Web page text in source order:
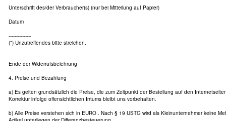
Unterschrift des/der Verbraucher(s) (nur bei Mitteilung auf Papier)
Datum
---------------
(*) Unzutreffendes bitte streichen.
Ende der Widerrufsbelehrung
4. Preise und Bezahlung
a) Es gelten grundsätzlich die Preise, die zum Zeitpunkt der Bestellung auf den
Korrektur infolge offensichtlichen Irrtums bleibt uns vorbehalten.
b) Alle Preise verstehen sich in EURO . Nach § 19 USTG wird als Kleinunternehmer keine